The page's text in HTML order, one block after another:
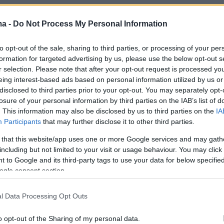
- Do Not Process My Personal Information
opt-out of the sale, sharing to third parties, or processing of your
for targeted advertising by us, please use the below opt-out
selection. Please note that after your opt-out request is processed
interest-based ads based on personal information utilized by us
to third parties prior to your opt-out. You may separately
of your personal information by third parties on the IAB’s list of
This information may also be disclosed by us to third parties on the
Participants that may further disclose it to other third parties.
that this website/app uses one or more Google services and may
but not limited to your visit or usage behaviour. You may
to Google and its third-party tags to use your data for below
consent section.
Data Processing Opt Outs
opt-out of the Sharing of my personal data.
για τον περιορισμό
το πρώτο
στοίχημα του
προέδρου αμέσως μετά
του είναι η
κυρίως στο Κογκρέσο
Οι διχασμένες
Αμερικής
αμερικανική εφημερίδα
Times» σχολιάζει το
αποτέλεσμα στις ΗΠΑ
το οποίο, ο νικητής
προηγήθηκε του αντιπάλου
μία μονάδα.